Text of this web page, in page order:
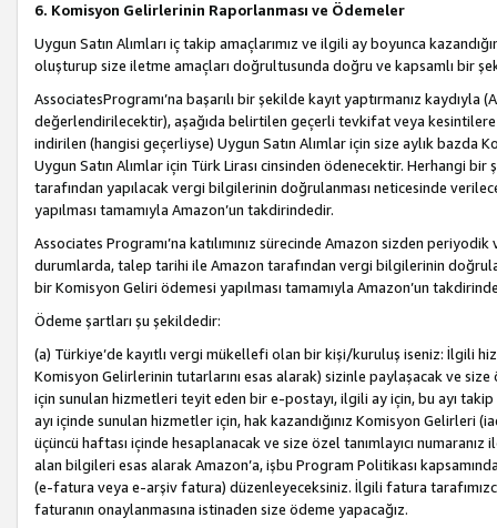
6. Komisyon Gelirlerinin Raporlanması ve Ödemeler
Uygun Satın Alımları iç takip amaçlarımız ve ilgili ay boyunca
oluşturup size iletme amaçları doğrultusunda doğru ve kapsamlı bir
AssociatesProgramı’na başarılı bir şekilde kayıt yaptırmanız
değerlendirilecektir), aşağıda belirtilen geçerli tevkifat veya
indirilen (hangisi geçerliyse) Uygun Satın Alımlar için size aylık
Uygun Satın Alımlar için Türk Lirası cinsinden ödenecektir. Herhangi
tarafından yapılacak vergi bilgilerinin doğrulanması neticesinde
yapılması tamamıyla Amazon’un takdirindedir.
Associates Programı’na katılımınız sürecinde Amazon sizden
durumlarda, talep tarihi ile Amazon tarafından vergi bilgilerinin
bir Komisyon Geliri ödemesi yapılması tamamıyla Amazon’un
Ödeme şartları şu şekildedir:
(a) Türkiye’de kayıtlı vergi mükellefi olan bir kişi/kuruluş iseniz: İlgili
Komisyon Gelirlerinin tutarlarını esas alarak) sizinle paylaşacak ve
için sunulan hizmetleri teyit eden bir e-postayı, ilgili ay için, bu ayı
ayı içinde sunulan hizmetler için, hak kazandığınız Komisyon Gelirleri
üçüncü haftası içinde hesaplanacak ve size özel tanımlayıcı
alan bilgileri esas alarak Amazon’a, işbu Program Politikası
(e-fatura veya e-arşiv fatura) düzenleyeceksiniz. İlgili fatura
faturanın onaylanmasına istinaden size ödeme yapacağız.